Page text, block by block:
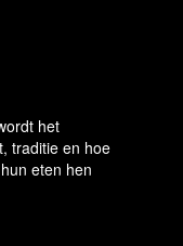
het
traditie en hoe
eten hen